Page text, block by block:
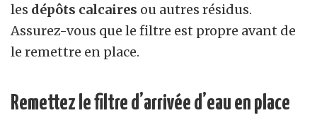
les dépôts calcaires ou autres résidus.
Assurez-vous que le filtre est propre avant de
le remettre en place.
Remettez le filtre d’arrivée d’eau en place